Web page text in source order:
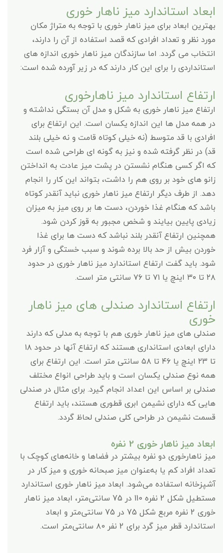
ابعاد استاندارد میز ناهار خوری
بهترین ابعاد برای میز ناهار خوری با توجه به متراژ مکان
مورد نظر و تعداد افرادی که قصد استفاده از آن را دارند،
انتخاب می گردد. اما سازندگان میز ناهار خوری اندازه های
استانداردی را برای این کار دارند که در زیر آورده شده است:
ارتفاع استاندارد میز ناهارخوری
ارتفاع میز ناهار خوری به شکل و مدل آن بستگی نداشته و
در همه مدل ها این اندازه یکسان است. این ارتفاع برای
افرادی با قد متوسط (نه خیلی کوتاه قامت و نه خیلی بلند
قد) در نظر گرفته شده و نیز به گونه ای طراحی شده است
که اگر کسی هنگام نشستن در پشت میز عادت به انداختن
زانو های خود بر روی هم را داشت، بتواند این کار را انجام
دهد. از طرف دیگر ارتفاع میز ناهار خوری نباید آنقدر کوتاه
باشد که هنگام غذا خوردن، دست ها بر روی میز به میزان
زیادی پایین بیایند و شخص مجبور به قوز کردن شود.
همچنین ارتفاع آنقدر بلند نباشد که دست ها برای غذا
خوردن بیش از حد بالا برده شوند و سبب خستگی و آزار فرد
شود. باید گفت ارتفاع استاندارد میز ناهار خوری در حدود
۲۸ تا ۳۰ اینچ یا ۷۱ تا ۷۶ سانتی متر است.
ارتفاع استاندارد صندلی های میز ناهار
خوری
صندلی های میز ناهار خوری هم با توجه به مدلی که دارند
دارای ابعادی استانداری هستند که ارتفاع آنها در حدود ۱۸
تا ۲۳ اینچ یا ۴۶ تا ۵۸ سانتی متر است. این ارتفاع برای
همه نوع صندلی یکسان است و باید طراحی انواع مختلف
صندلی بر اساس این اعداد انجام گیرد. برای مثال در صندلی
هایی که دارای نشیمن ابری قطوری هستند، باید ارتفاع
قسمت نشیمن در طراحی کلی صندلی لحاظ گردد.
ابعاد میز ناهار خوری 2 نفره
میز ناهارخوری دو نفره بیشتر در فضاها و خانه‌های کوچک با
تعداد افراد کم یا به‌عنوان میز صبحانه خوری و میز کار در
آشپزخانه استفاده می‌شود. ابعاد میز ناهار خوری استاندارد
مستطیل شکل 2 نفره 110 در 75 سانتی‌متر، ابعاد میز ناهار
خوری 2 نفره مربع شکل 75 در 75 سانتی‌متر و ابعاد
استاندارد قطر میز گرد برای 2 نفر ۸0 سانتی‌متر است.